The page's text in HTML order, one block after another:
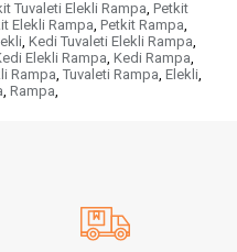
Tuvaleti Elekli Rampa, Petkit
Elekli Rampa, Petkit Rampa,
, Kedi Tuvaleti Elekli Rampa,
Elekli Rampa, Kedi Rampa,
Rampa, Tuvaleti Rampa, Elekli,
, Rampa,